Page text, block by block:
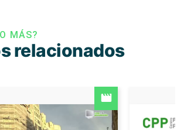
relacionados
MÁS?